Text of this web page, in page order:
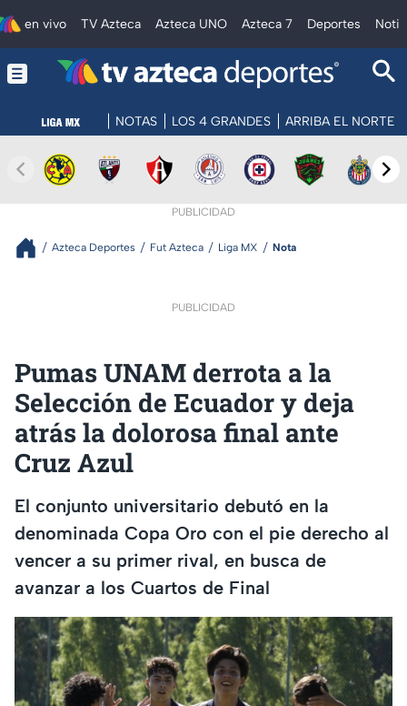
en vivo TV Azteca Azteca UNO Azteca 7 Deportes
NOTAS LOS 4 GRANDES ARRIBA EL NORTE
PUBLICIDAD
Azteca Deportes Fut Azteca Liga MX Nota
PUBLICIDAD
Pumas UNAM derrota a la
Selección de Ecuador y deja
atrás la dolorosa final ante
Cruz Azul
El conjunto universitario debutó en la
denominada Copa Oro con el pie derecho al
vencer a su primer rival, en busca de
avanzar a los Cuartos de Final